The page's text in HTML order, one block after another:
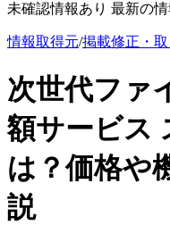
未確認情報あり 最新の
情報取得元/掲載修正・
次世代ファ
額サービス
は？価格や
説